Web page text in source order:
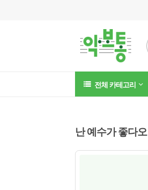
전체 카테고리
난 예수가 좋다오